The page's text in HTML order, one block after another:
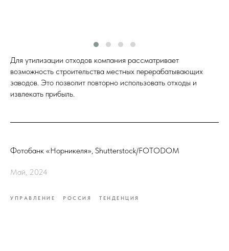
Для утилизации отходов компания рассматривает
возможность строительства местных перерабатывающих
заводов. Это позволит повторно использовать отходы и
извлекать прибыль.
Фотобанк «Норникеля», Shutterstock/FOTODOM
Май, 2024
УПРАВЛЕНИЕ РОССИЯ ТЕНДЕНЦИЯ